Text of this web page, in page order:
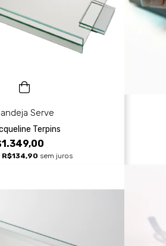
Serve
Terpins
R$134,90 sem juros